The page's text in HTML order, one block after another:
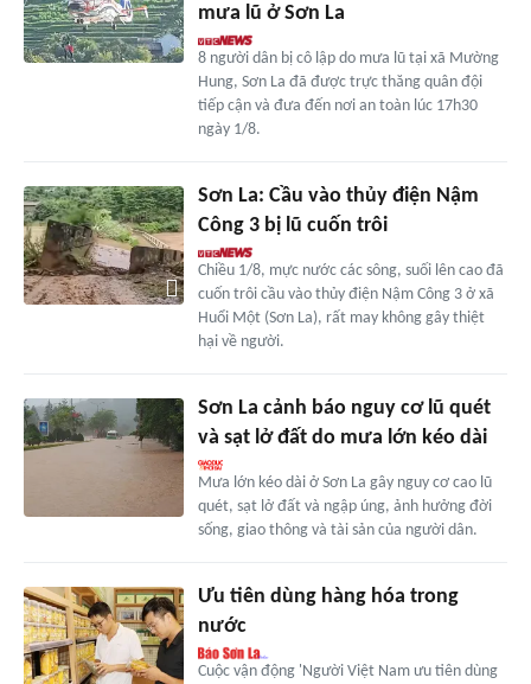
mưa lũ ở Sơn La
8 người dân bị cô lập do mưa lũ tại xã Mường
Hung, Sơn La đã được trực thăng quân đội
tiếp cận và đưa đến nơi an toàn lúc 17h30
ngày 1/8.
Sơn La: Cầu vào thủy điện Nậm
Công 3 bị lũ cuốn trôi
Chiều 1/8, mực nước các sông, suối lên cao đã
cuốn trôi cầu vào thủy điện Nậm Công 3 ở xã
Huổi Một (Sơn La), rất may không gây thiệt
hại về người.
Sơn La cảnh báo nguy cơ lũ quét
và sạt lở đất do mưa lớn kéo dài
Mưa lớn kéo dài ở Sơn La gây nguy cơ cao lũ
quét, sạt lở đất và ngập úng, ảnh hưởng đời
sống, giao thông và tài sản của người dân.
Ưu tiên dùng hàng hóa trong
nước
Cuộc vận động 'Người Việt Nam ưu tiên dùng